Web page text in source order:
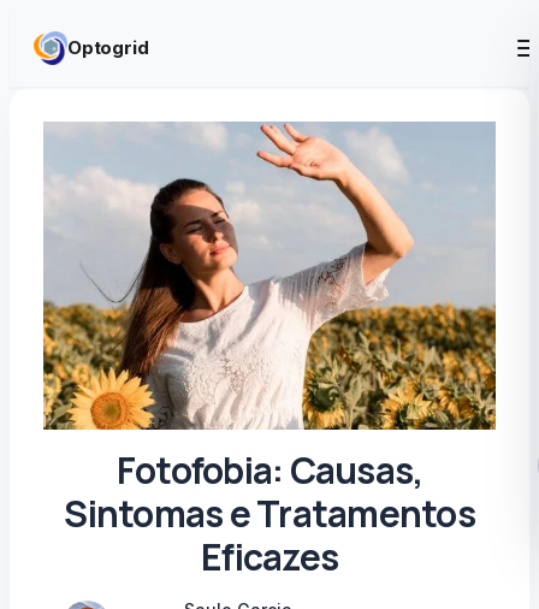
Optogrid
Fotofobia: Causas,
Sintomas e Tratamentos
Eficazes